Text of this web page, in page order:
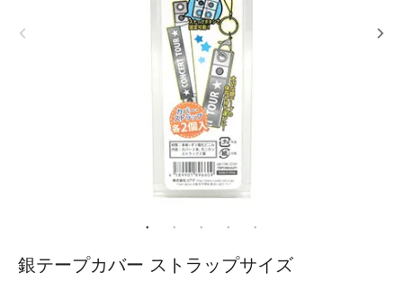
銀テープカバー ストラップサイズ